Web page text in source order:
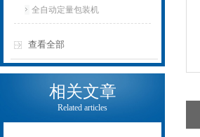
全自动定量包装机
查看全部
相关文章
Related articles